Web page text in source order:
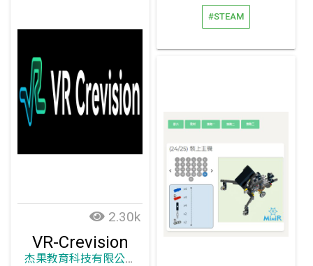
#STEAM
2.30k
VR-Crevision
杰果教育科技有限公司